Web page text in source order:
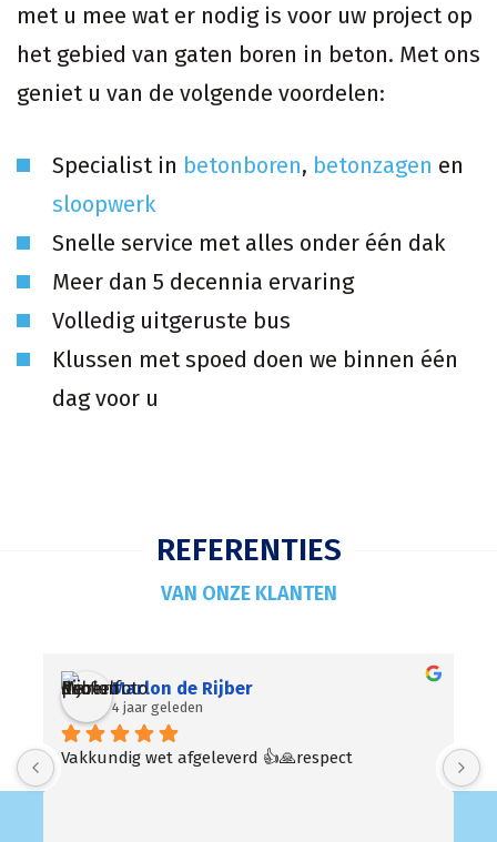
met u mee wat er nodig is voor uw project op
het gebied van gaten boren in beton. Met ons
geniet u van de volgende voordelen:
Specialist in betonboren, betonzagen en
sloopwerk
Snelle service met alles onder één dak
Meer dan 5 decennia ervaring
Volledig uitgeruste bus
Klussen met spoed doen we binnen één
dag voor u
REFERENTIES
VAN ONZE KLANTEN
Mir
4 jaar geleden
Altijd snel beschikbaar en goede prijzen!